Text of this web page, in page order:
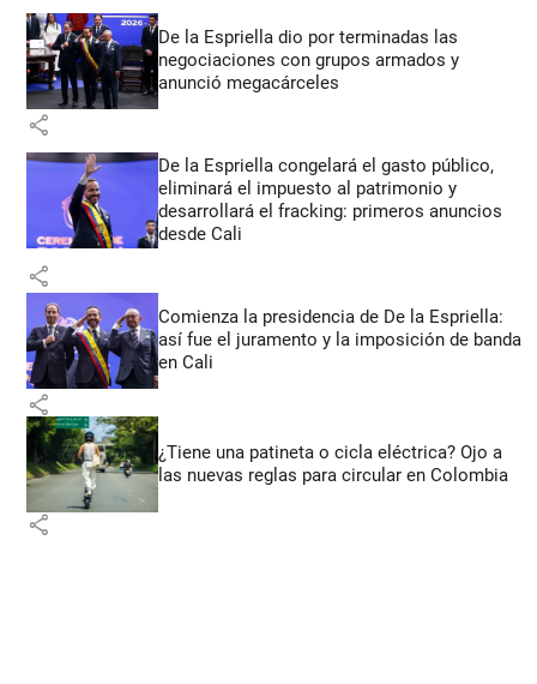
De la Espriella dio por terminadas las
negociaciones con grupos armados y
anunció megacárceles
share
De la Espriella congelará el gasto público,
eliminará el impuesto al patrimonio y
desarrollará el fracking: primeros anuncios
desde Cali
share
Comienza la presidencia de De la Espriella:
así fue el juramento y la imposición de banda
en Cali
share
¿Tiene una patineta o cicla eléctrica? Ojo a
las nuevas reglas para circular en Colombia
share